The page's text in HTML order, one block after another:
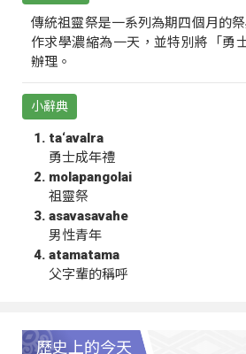
傳統祖靈祭是一系列為期四個月的
作求學濃縮為一天，並特別將「勇
辦理。
小辭典
ta‘avalra
勇士成年禮
molapangolai
祖靈祭
asavasavahe
男性青年
atamatama
父字輩的稱呼
歷史上的今天